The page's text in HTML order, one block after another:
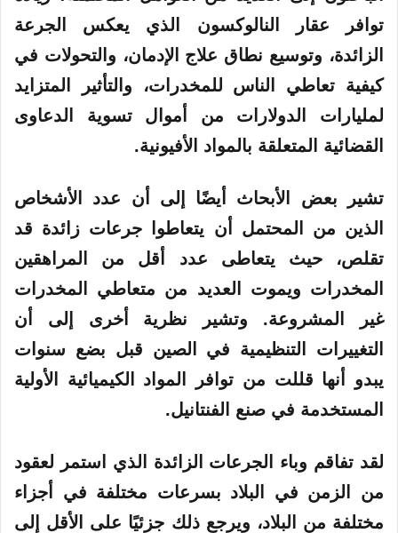
توافر عقار النالوكسون الذي يعكس الجرعة
الزائدة، وتوسيع نطاق علاج الإدمان، والتحولات في
كيفية تعاطي الناس للمخدرات، والتأثير المتزايد
لمليارات الدولارات من أموال تسوية الدعاوى
القضائية المتعلقة بالمواد الأفيونية.
تشير بعض الأبحاث أيضًا إلى أن عدد الأشخاص
الذين من المحتمل أن يتعاطوا جرعات زائدة قد
تقلص، حيث يتعاطى عدد أقل من المراهقين
المخدرات ويموت العديد من متعاطي المخدرات
غير المشروعة. وتشير نظرية أخرى إلى أن
التغييرات التنظيمية في الصين قبل بضع سنوات
يبدو أنها قللت من توافر المواد الكيميائية الأولية
المستخدمة في صنع الفنتانيل.
لقد تفاقم وباء الجرعات الزائدة الذي استمر لعقود
من الزمن في البلاد بسرعات مختلفة في أجزاء
مختلفة من البلاد، ويرجع ذلك جزئيًا على الأقل إلى